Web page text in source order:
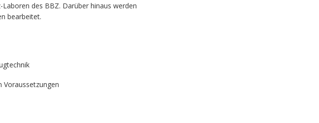
des BBZ. Darüber hinaus werden
bearbeitet.
Voraussetzungen